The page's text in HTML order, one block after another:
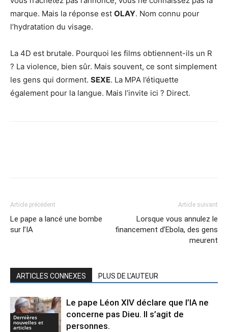
marque. Mais la réponse est OLAY. Nom connu pour
l’hydratation du visage.
La 4D est brutale. Pourquoi les films obtiennent-ils un R
? La violence, bien sûr. Mais souvent, ce sont simplement
les gens qui dorment. SEXE. La MPA l’étiquette
également pour la langue. Mais l’invite ici ? Direct.
Article précédent
Le pape a lancé une bombe
sur l’IA
Article suivant
Lorsque vous annulez le
financement d’Ebola, des gens
meurent
ARTICLES CONNEXES PLUS DE L'AUTEUR
Dernières
nouvelles et
articles
Le pape Léon XIV déclare que l’IA ne
concerne pas Dieu. Il s’agit de
personnes.